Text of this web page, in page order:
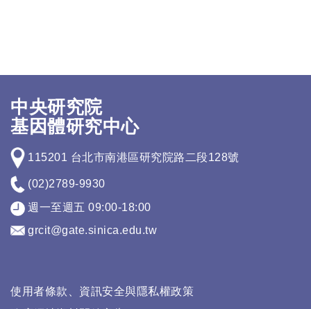
中央研究院
基因體研究中心
115201 台北市南港區研究院路二段128號
(02)2789-9930
週一至週五 09:00-18:00
grcit@gate.sinica.edu.tw
使用者條款、資訊安全與隱私權政策